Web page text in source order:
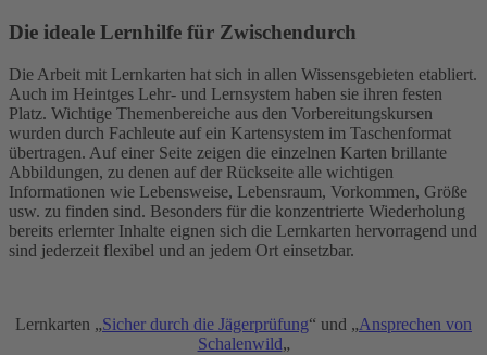
Die ideale Lernhilfe für Zwischendurch
Die Arbeit mit Lernkarten hat sich in allen Wissensgebieten etabliert.
Auch im Heintges Lehr- und Lernsystem haben sie ihren festen
Platz. Wichtige Themenbereiche aus den Vorbereitungskursen
wurden durch Fachleute auf ein Kartensystem im Taschenformat
übertragen. Auf einer Seite zeigen die einzelnen Karten brillante
Abbildungen, zu denen auf der Rückseite alle wichtigen
Informationen wie Lebensweise, Lebensraum, Vorkommen, Größe
usw. zu finden sind. Besonders für die konzentrierte Wiederholung
bereits erlernter Inhalte eignen sich die Lernkarten hervorragend und
sind jederzeit flexibel und an jedem Ort einsetzbar.
Lernkarten „Sicher durch die Jägerprüfung“ und „Ansprechen von
Schalenwild„